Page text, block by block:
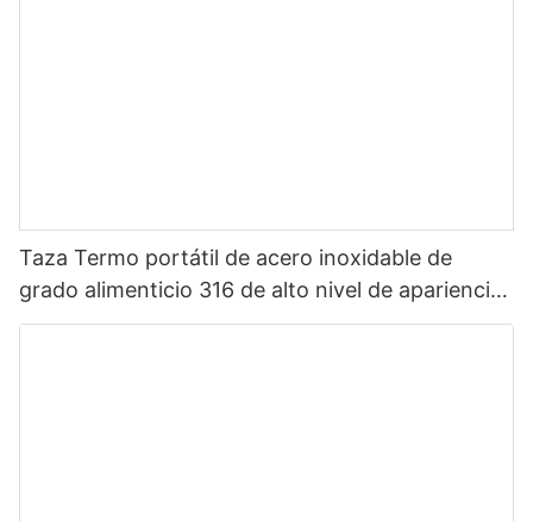
Taza Termo portátil de acero inoxidable de
grado alimenticio 316 de alto nivel de apariencia
Sanrio de dibujos animados portátil para niños